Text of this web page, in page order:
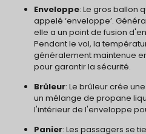
Enveloppe: Le gros ballon
appelé ‘enveloppe’.
elle a un point de fusion
Pendant le vol, la
généralement maintenue
pour garantir la sécurité.
Brûleur: Le brûleur crée
un mélange de propane
l'intérieur de l'enveloppe
Panier: Les passagers se